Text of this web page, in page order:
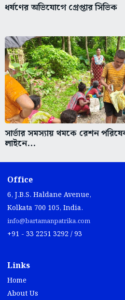
ধর্ষণের অভিযোগে গ্রেপ্তার সিভিক
সার্ভার সমস্যায় থমকে রেশন
লাইনে...
Office
6, J.B.S. Haldane Avenue,
Kolkata 700 105, India.
info@bartamanpatrika.com
+91 - 33 2251 3292 / 93
Links
Home
About Us